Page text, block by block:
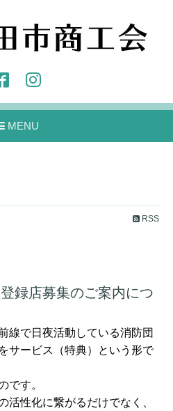
MENU
RSS
録店募集のご案内につ
線で日夜活動している消防団
サービス（特典）という形で
です。
活性化に繋がるだけでなく、